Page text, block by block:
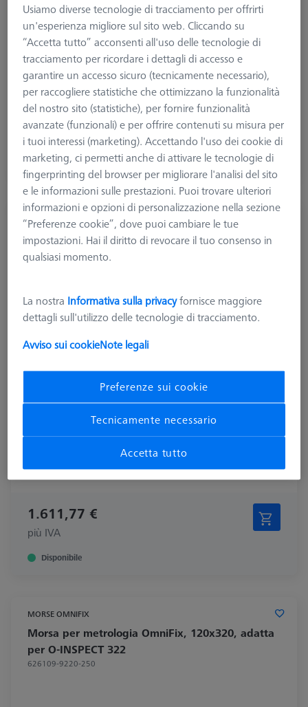
22,99 €
più IVA
Tempi di consegna più lunghi
MANDRINI E MORSE STANDARD
Morsa per metrologia OmniFix, 120x270, con
base
1.611,77 €
più IVA
Disponibile
MORSE OMNIFIX
Morsa per metrologia OmniFix, 120x320, adatta
per O-INSPECT 322
626109-9220-250
Usiamo diverse tecnologie di tracciamento per offrirti
un'esperienza migliore sul sito web. Cliccando su
“Accetta tutto” acconsenti all'uso delle tecnologie di
tracciamento per ricordare i dettagli di accesso e
garantire un accesso sicuro (tecnicamente necessario),
per raccogliere statistiche che ottimizzano la funzionalità
del nostro sito (statistiche), per fornire funzionalità
avanzate (funzionali) e per offrire contenuti su misura per
i tuoi interessi (marketing). Accettando l'uso dei cookie di
marketing, ci permetti anche di attivare le tecnologie di
fingerprinting del browser per migliorare l'analisi del sito
e le informazioni sulle prestazioni. Puoi trovare ulteriori
informazioni e opzioni di personalizzazione nella sezione
“Preferenze cookie”, dove puoi cambiare le tue
impostazioni. Hai il diritto di revocare il tuo consenso in
qualsiasi momento.
La nostra Informativa sulla privacyfornisce maggiore
dettagli sull'utilizzo delle tecnologie di tracciamento.
Avviso sui cookieNote legali
Preferenze sui cookie
Tecnicamente necessario
Accetta tutto